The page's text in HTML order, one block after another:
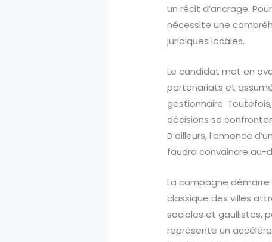
un récit d’ancrage.
nécessite une
juridiques locales.
Le candidat met en
partenariats et
gestionnaire.
décisions se
D’ailleurs, l’annonce
faudra convaincre au-
La campagne
classique des villes
sociales et gaullistes,
représente un